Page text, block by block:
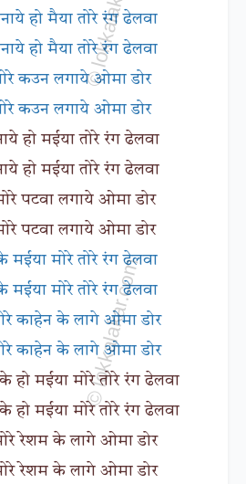
हो मैया तोरे रंग ढेलवा
हो मैया तोरे रंग ढेलवा
कउन लगाये ओमा डोर
कउन लगाये ओमा डोर
हो मईया तोरे रंग ढेलवा
हो मईया तोरे रंग ढेलवा
पटवा लगाये ओमा डोर
पटवा लगाये ओमा डोर
मईया मोरे तोरे रंग ढेलवा
मईया मोरे तोरे रंग ढेलवा
काहेन के लागे ओमा डोर
काहेन के लागे ओमा डोर
हो मईया मोरे तोरे रंग ढेलवा
हो मईया मोरे तोरे रंग ढेलवा
रेशम के लागे ओमा डोर
रेशम के लागे ओमा डोर